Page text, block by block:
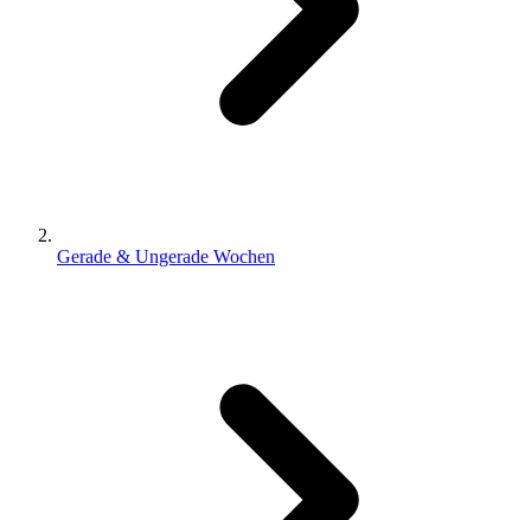
Gerade & Ungerade Wochen